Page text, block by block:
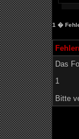
1 �
Das
1
Bitte